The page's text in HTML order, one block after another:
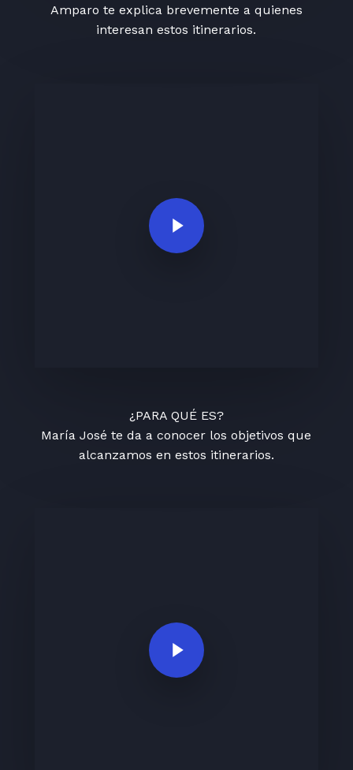
Amparo te explica brevemente a quienes
interesan estos itinerarios.
Play Video
¿PARA QUÉ ES?
María José te da a conocer los objetivos que
alcanzamos en estos itinerarios.
Play Video